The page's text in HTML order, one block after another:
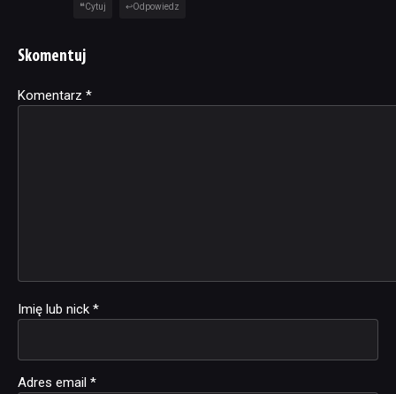
Cytuj Odpowiedz
Skomentuj
Komentarz *
Imię lub nick *
Adres email *
Alternative: